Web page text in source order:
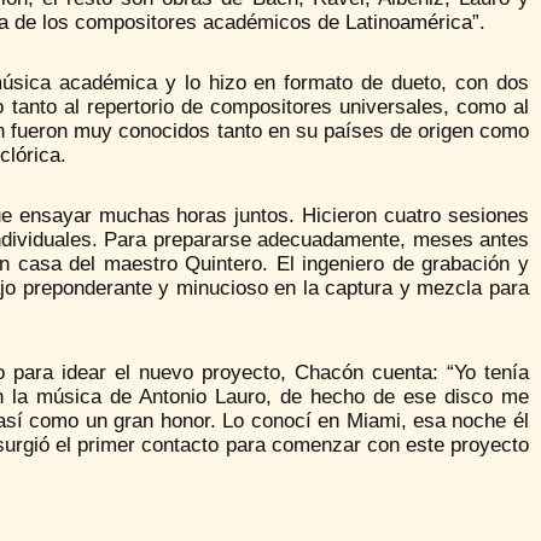
los compositores académicos de Latinoamérica”.
académica y lo hizo en formato de dueto, con dos
al repertorio de compositores universales, como al
muy conocidos tanto en su países de origen como
ensayar muchas horas juntos. Hicieron cuatro sesiones
Para prepararse adecuadamente, meses antes
del maestro Quintero. El ingeniero de grabación y
preponderante y minucioso en la captura y mezcla para
idear el nuevo proyecto, Chacón cuenta: “Yo tenía
música de Antonio Lauro, de hecho de ese disco me
como un gran honor. Lo conocí en Miami, esa noche él
el primer contacto para comenzar con este proyecto